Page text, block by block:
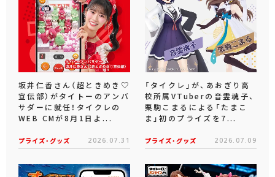
坂井仁香さん（超ときめき♡
宣伝部）がタイトーのアンバ
サダーに就任！タイクレの
WEB CMが8月1日よ...
プライズ・グッズ 2026.07.31
「タイクレ」が、あおぎり高
校所属VTuberの音霊魂子、
栗駒こまるによる「たまこ
ま」初のプライズを7...
プライズ・グッズ 2026.07.09